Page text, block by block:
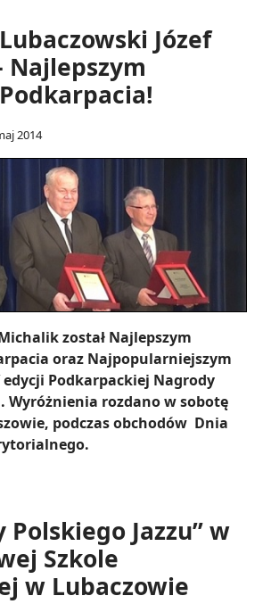
Józef
Najlepszym
2014
został Najlepszym
oraz Najpopularniejszym
Podkarpackiej Nagrody
Wyróżnienia rozdano w sobotę
podczas obchodów Dnia
Polskiego Jazzu” w
Szkole
w Lubaczowie